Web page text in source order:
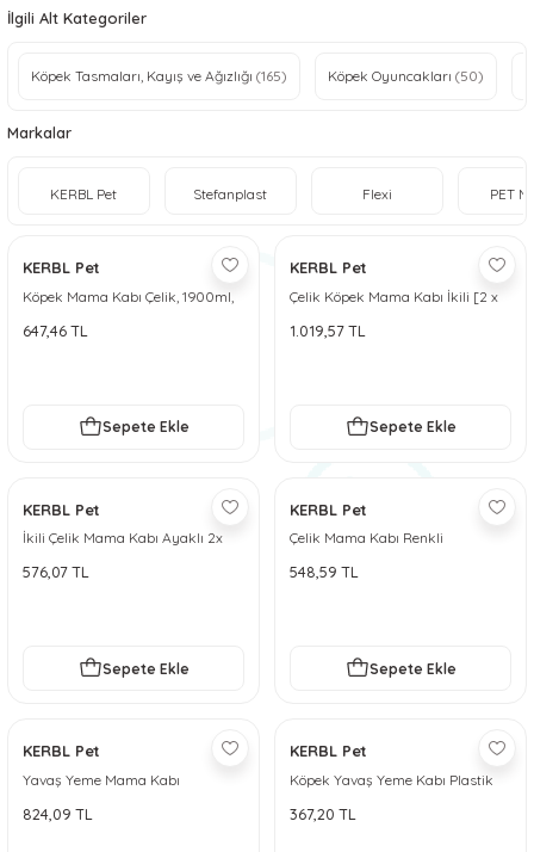
ve Soğutucu Matlar
İlgili Alt Kategoriler
Köpek Tasmaları, Kayış ve Ağızlığı (165) Köpek Oyuncakları (50)
Markalar
KERBL Pet Stefanplast Flexi PET
KERBL Pet
Köpek Mama Kabı Çelik, 1900ml,
647,46 TL
Sepete Ekle
KERBL Pet
Çelik Köpek Mama Kabı İkili [2 x
1.019,57 TL
Sepete Ekle
KERBL Pet
İkili Çelik Mama Kabı Ayaklı 2x
576,07 TL
Sepete Ekle
KERBL Pet
Çelik Mama Kabı Renkli
548,59 TL
Sepete Ekle
KERBL Pet
Yavaş Yeme Mama Kabı
824,09 TL
KERBL Pet
Köpek Yavaş Yeme Kabı Plastik
367,20 TL